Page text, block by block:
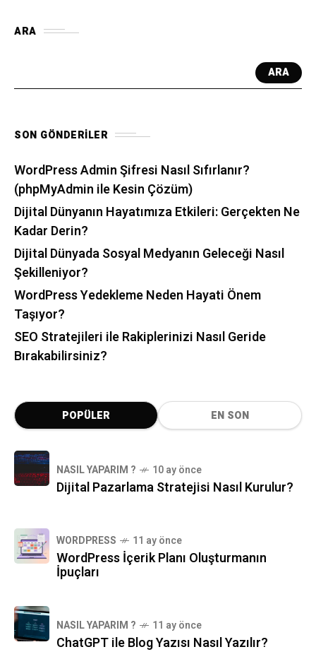
ARA
ARA
SON GÖNDERILER
WordPress Admin Şifresi Nasıl Sıfırlanır?
(phpMyAdmin ile Kesin Çözüm)
Dijital Dünyanın Hayatımıza Etkileri: Gerçekten Ne
Kadar Derin?
Dijital Dünyada Sosyal Medyanın Geleceği Nasıl
Şekilleniyor?
WordPress Yedekleme Neden Hayati Önem
Taşıyor?
SEO Stratejileri ile Rakiplerinizi Nasıl Geride
Bırakabilirsiniz?
POPÜLER EN SON
NASIL YAPARIM ? 10 ay önce
Dijital Pazarlama Stratejisi Nasıl Kurulur?
WORDPRESS 11 ay önce
WordPress İçerik Planı Oluşturmanın
İpuçları
NASIL YAPARIM ? 11 ay önce
ChatGPT ile Blog Yazısı Nasıl Yazılır?